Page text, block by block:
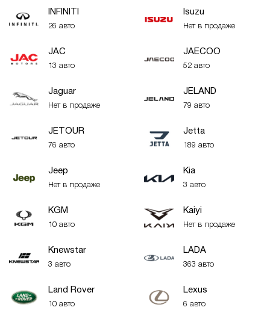
INFINITI
26 авто
Isuzu
Нет в продаже
JAC
13 авто
JAECOO
52 авто
Jaguar
Нет в продаже
JELAND
79 авто
JETOUR
76 авто
Jetta
189 авто
Jeep
Нет в продаже
Kia
3 авто
KGM
10 авто
Kaiyi
Нет в продаже
Knewstar
3 авто
LADA
363 авто
Land Rover
10 авто
Lexus
6 авто